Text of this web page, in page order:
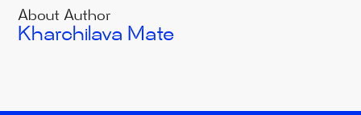
About Author
Kharchilava Mate